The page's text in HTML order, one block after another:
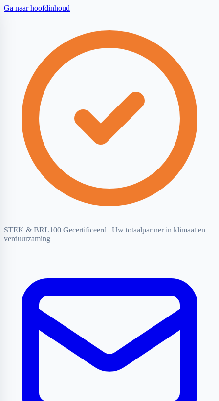
Ga naar hoofdinhoud
STEK & BRL100 Gecertificeerd | Uw totaalpartner in klimaat en
verduurzaming